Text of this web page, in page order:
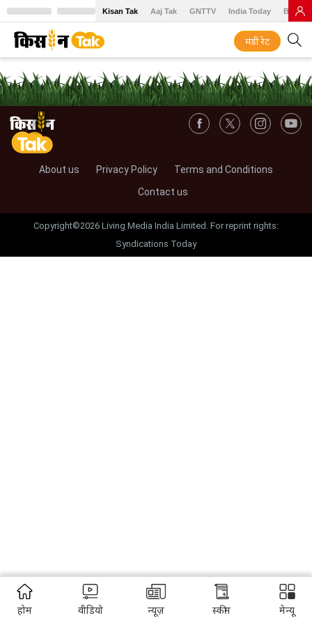
Kisan Tak Aaj Tak GNTTV India Today BT
मंडी रेट
About us Privacy Policy
Terms and Conditions
Contact us
Copyright©2026 Living Media India Limited. For reprint rights:
Syndications Today
होम वीडियो न्यूज़ स्कीम मेन्यू